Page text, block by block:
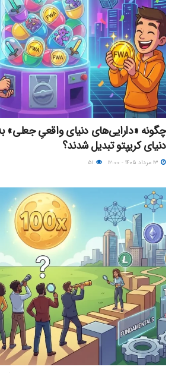
چگونه «دارایی‌های دنیای واقعیِ جعلی»
دنیای کریپتو تبدیل شدند؟